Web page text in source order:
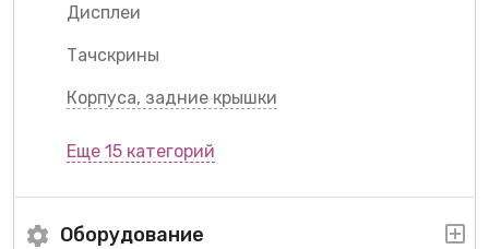
Дисплеи
Тачскрины
Корпуса, задние крышки
Еще 15 категорий
Оборудование